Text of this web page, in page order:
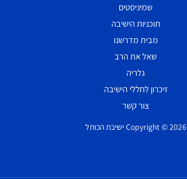
שמיניסטים
תוכניות הישיבה
מבית מדרשנו
שאל את הרב
גלריה
זיכרון לחללי הישיבה
צור קשר
Copyright © 2026 ישיבת הכותל